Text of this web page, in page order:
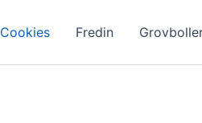
Cookies Fredin